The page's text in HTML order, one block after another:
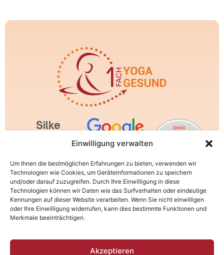
Einwilligung verwalten
Um Ihnen die bestmöglichen Erfahrungen zu bieten, verwenden wir
Technologien wie Cookies, um Geräteinformationen zu speichern
und/oder darauf zuzugreifen. Durch Ihre Einwilligung in diese
Technologien können wir Daten wie das Surfverhalten oder eindeutige
Kennungen auf dieser Website verarbeiten. Wenn Sie nicht einwilligen
oder Ihre Einwilligung widerrufen, kann dies bestimmte Funktionen und
Merkmale beeinträchtigen.
Akzeptieren
Silke
1fachGesund
| Rhönstr.
2a | 64572
Büttelborn
AGB